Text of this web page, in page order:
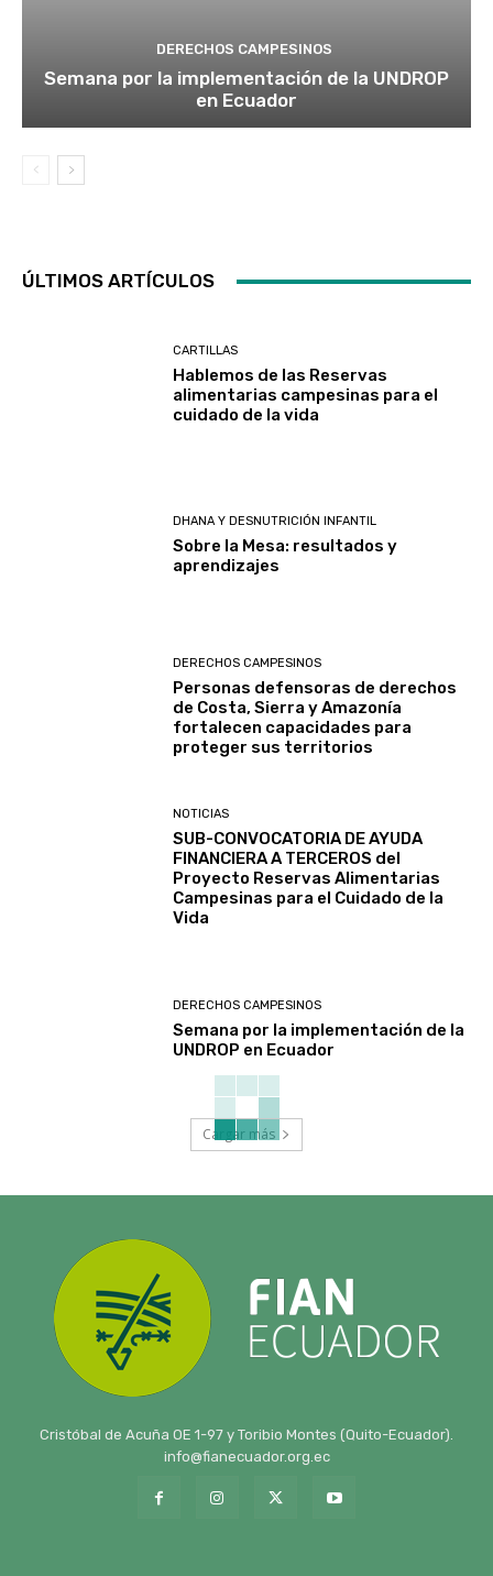
DERECHOS CAMPESINOS
Semana por la implementación de la UNDROP
en Ecuador
ÚLTIMOS ARTÍCULOS
CARTILLAS
Hablemos de las Reservas
alimentarias campesinas para el
cuidado de la vida
DHANA Y DESNUTRICIÓN INFANTIL
Sobre la Mesa: resultados y
aprendizajes
DERECHOS CAMPESINOS
Personas defensoras de derechos
de Costa, Sierra y Amazonía
fortalecen capacidades para
proteger sus territorios
NOTICIAS
SUB-CONVOCATORIA DE AYUDA
FINANCIERA A TERCEROS del
Proyecto Reservas Alimentarias
Campesinas para el Cuidado de la
Vida
DERECHOS CAMPESINOS
Semana por la implementación de la
UNDROP en Ecuador
Cargar más
Cristóbal de Acuña OE 1-97 y Toribio Montes (Quito-Ecuador).
info@fianecuador.org.ec